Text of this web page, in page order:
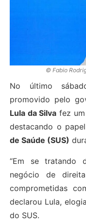
© Fabio
No último
promovido pelo
Lula da Silva fez
destacando o
de Saúde (SUS)
“Em se tratando
negócio de
comprometidas
declarou Lula,
do SUS.